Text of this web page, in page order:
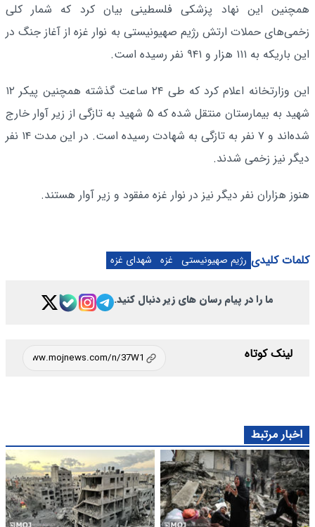
همچنین این نهاد پزشکی فلسطینی بیان کرد که شمار کلی
زخمی‌های حملات ارتش رژیم صهیونیستی به نوار غزه از آغاز جنگ در
این باریکه به ۱۱۱ هزار و ۹۴۱ نفر رسیده است.
این وزارتخانه اعلام کرد که طی ۲۴ ساعت گذشته همچنین پیکر ۱۲
شهید به بیمارستان منتقل شده که ۵ شهید به تازگی از زیر آوار خارج
شده‌اند و ۷ نفر به تازگی به شهادت رسیده است. در این مدت ۱۴ نفر
دیگر نیز زخمی شدند.
هنوز هزاران نفر دیگر نیز در نوار غزه مفقود و زیر آوار هستند.
کلمات کلیدی رژیم صهیونیستی غزه شهدای غزه
ما را در پیام رسان های زیر دنبال کنید.
لینک کوتاه
اخبار مرتبط